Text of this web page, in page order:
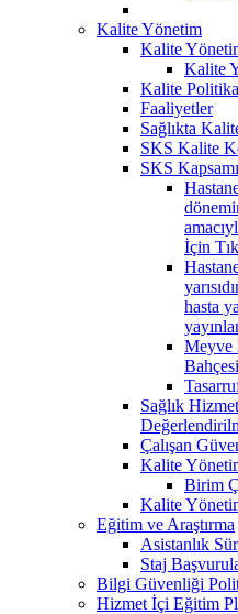
Kalite Yönetim
Kalite
Kalite
Kalite
Faaliyetler
Sağlıkta
SKS Kalite
SKS
İçin
hasta
Meyve
Bahçesi
Sağlık
Çalışan
Kalite
Birim
Kalite
Eğitim ve Araştırma
Asistanlık
Staj
Bilgi Güvenliği
Hizmet İçi Eğitim